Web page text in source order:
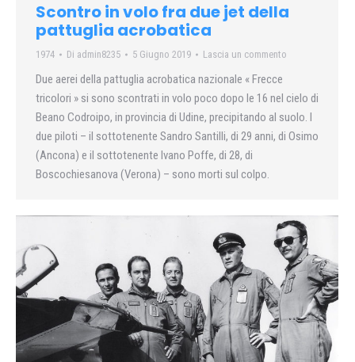
Scontro in volo fra due jet della
pattuglia acrobatica
1974 Di admin8235 5 Giugno 2019 Lascia un commento
Due aerei della pattuglia acrobatica nazionale « Frecce
tricolori » si sono scontrati in volo poco dopo le 16 nel cielo di
Beano Codroipo, in provincia di Udine, precipitando al suolo. I
due piloti – il sottotenente Sandro Santilli, di 29 anni, di Osimo
(Ancona) e il sottotenente Ivano Poffe, di 28, di
Boscochiesanova (Verona) – sono morti sul colpo.